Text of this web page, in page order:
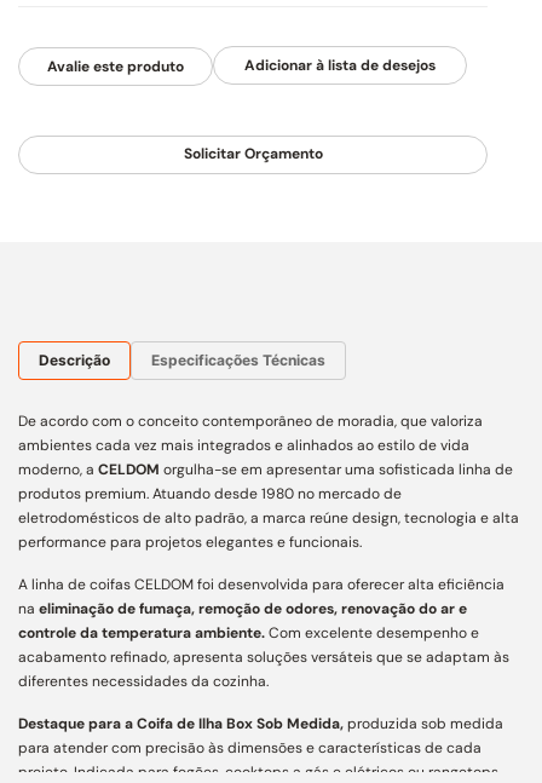
Avalie este produto
Solicitar Orçamento
Descrição Especificações Técnicas
De acordo com o conceito contemporâneo de moradia, que valoriza
ambientes cada vez mais integrados e alinhados ao estilo de vida
moderno, a CELDOM orgulha-se em apresentar uma sofisticada linha de
produtos premium. Atuando desde 1980 no mercado de
eletrodomésticos de alto padrão, a marca reúne design, tecnologia e alta
performance para projetos elegantes e funcionais.
A linha de coifas CELDOM foi desenvolvida para oferecer alta eficiência
na eliminação de fumaça, remoção de odores, renovação do ar e
controle da temperatura ambiente.Com excelente desempenho e
acabamento refinado, apresenta soluções versáteis que se adaptam às
diferentes necessidades da cozinha.
Destaque para a Coifa de Ilha Box Sob Medida,produzida sob medida
para atender com precisão às dimensões e características de cada
projeto. Indicada para fogões, cooktops a gás e elétricos ou rangetops,